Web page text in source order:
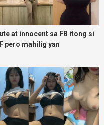
at innocent sa FB itong si
pero mahilig yan